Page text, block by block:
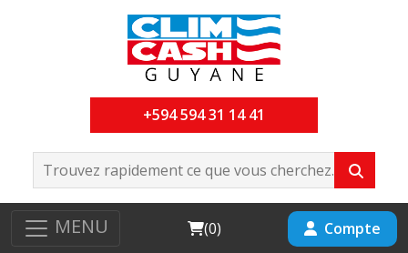
+594 594 31 14 41
MENU Cart
(0) Compte